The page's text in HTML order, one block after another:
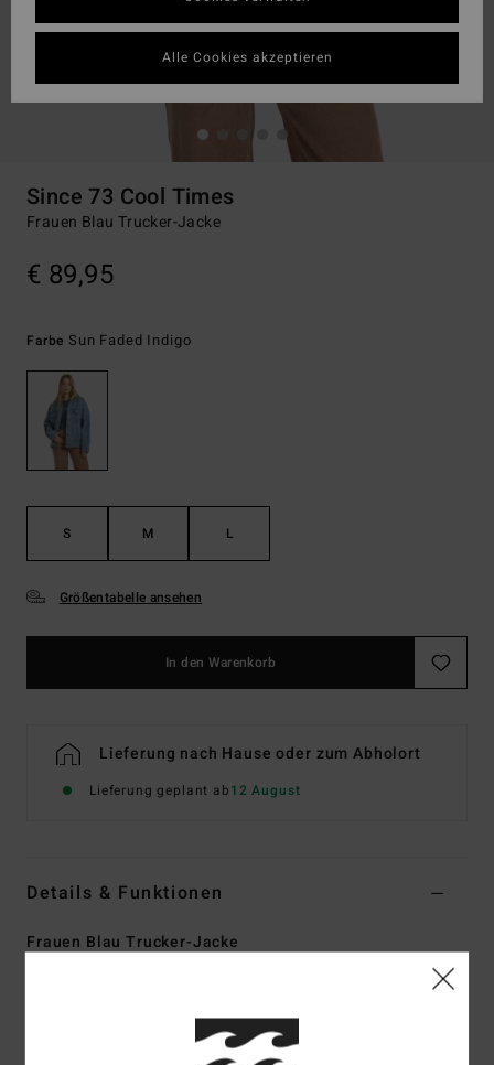
Since 73 Cool Times
Frauen Blau Trucker-Jacke
€ 89,95
Farbe Sun Faded Indigo
S M L
Größentabelle ansehen
In den Warenkorb
Lieferung nach Hause oder zum Abholort
Lieferung geplant ab12 August
Details & Funktionen
Frauen Blau Trucker-Jacke
Alle Cookies akzeptieren